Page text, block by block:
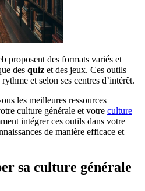
proposent des formats variés et
des quiz et des jeux. Ces outils
et selon ses centres d’intérêt.
les meilleures ressources
culture générale et votre culture
intégrer ces outils dans votre
de manière efficace et
sa culture générale